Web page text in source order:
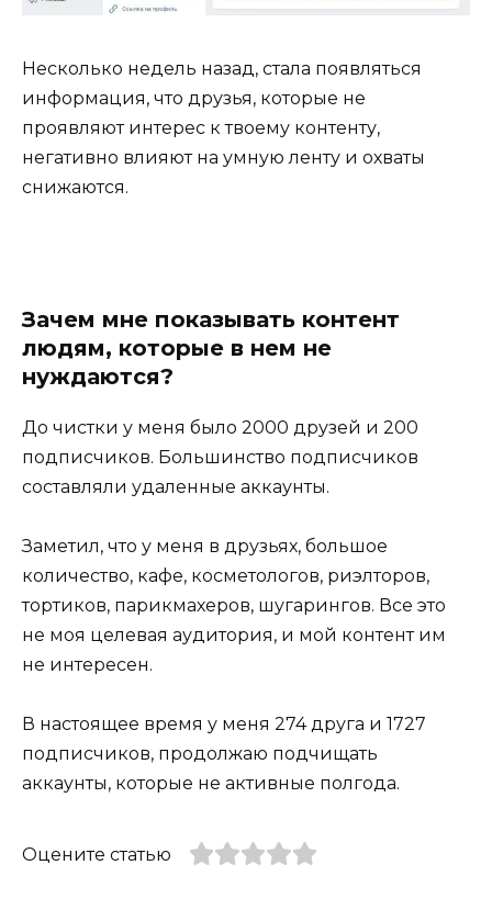
Несколько недель назад, стала появляться
информация, что друзья, которые не
проявляют интерес к твоему контенту,
негативно влияют на умную ленту и охваты
снижаются.
Зачем мне показывать контент
людям, которые в нем не
нуждаются?
До чистки у меня было 2000 друзей и 200
подписчиков. Большинство подписчиков
составляли удаленные аккаунты.
Заметил, что у меня в друзьях, большое
количество, кафе, косметологов, риэлторов,
тортиков, парикмахеров, шугарингов. Все это
не моя целевая аудитория, и мой контент им
не интересен.
В настоящее время у меня 274 друга и 1727
подписчиков, продолжаю подчищать
аккаунты, которые не активные полгода.
Оцените статью